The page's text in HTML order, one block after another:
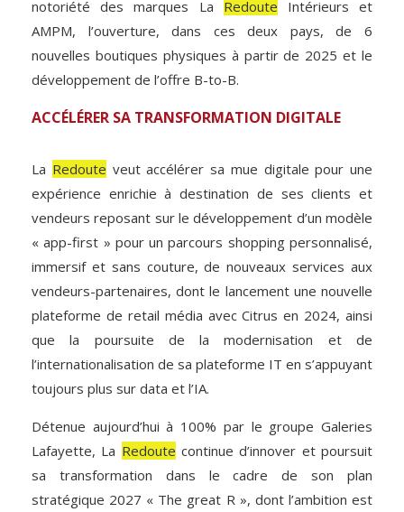
notoriété des marques La Redoute Intérieurs et
AMPM, l’ouverture, dans ces deux pays, de 6
nouvelles boutiques physiques à partir de 2025 et le
développement de l’offre B-to-B.
ACCÉLÉRER SA TRANSFORMATION DIGITALE
La Redoute veut accélérer sa mue digitale pour une
expérience enrichie à destination de ses clients et
vendeurs reposant sur le développement d’un modèle
« app-first » pour un parcours shopping personnalisé,
immersif et sans couture, de nouveaux services aux
vendeurs-partenaires, dont le lancement une nouvelle
plateforme de retail média avec Citrus en 2024, ainsi
que la poursuite de la modernisation et de
l’internationalisation de sa plateforme IT en s’appuyant
toujours plus sur data et l’IA.
Détenue aujourd’hui à 100% par le groupe Galeries
Lafayette, La Redoute continue d’innover et poursuit
sa transformation dans le cadre de son plan
stratégique 2027 « The great R », dont l’ambition est